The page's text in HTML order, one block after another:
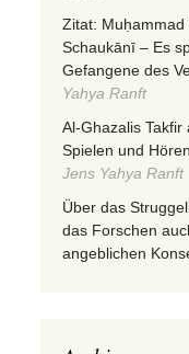
Zitat: Muḥammad
Schaukānī – Es
Gefangene des
Yahya Ranft
Al-Ghazalis
Spielen und
Jens Yahya Ranft
Über das
das Forschen
angeblichen